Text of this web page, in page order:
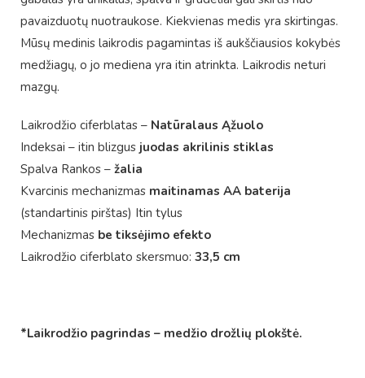
pavaizduotų nuotraukose. Kiekvienas medis yra skirtingas.
Mūsų medinis laikrodis pagamintas iš aukščiausios kokybės
medžiagų, o jo mediena yra itin atrinkta. Laikrodis neturi
mazgų.
Laikrodžio ciferblatas – Natūralaus Ąžuolo
Indeksai – itin blizgus juodas akrilinis stiklas
Spalva Rankos – žalia
Kvarcinis mechanizmas maitinamas AA baterija
(standartinis pirštas) Itin tylus
Mechanizmas be tiksėjimo efekto
Laikrodžio ciferblato skersmuo: 33,5 cm
*Laikrodžio pagrindas – medžio drožlių plokštė.